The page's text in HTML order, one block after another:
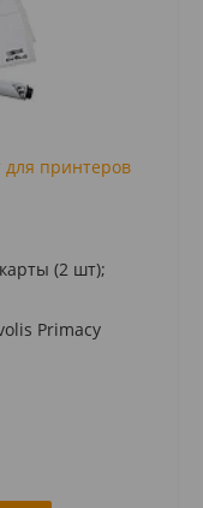
для принтеров
(2 шт);
Primacy